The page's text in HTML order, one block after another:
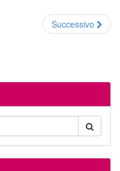
Successivo